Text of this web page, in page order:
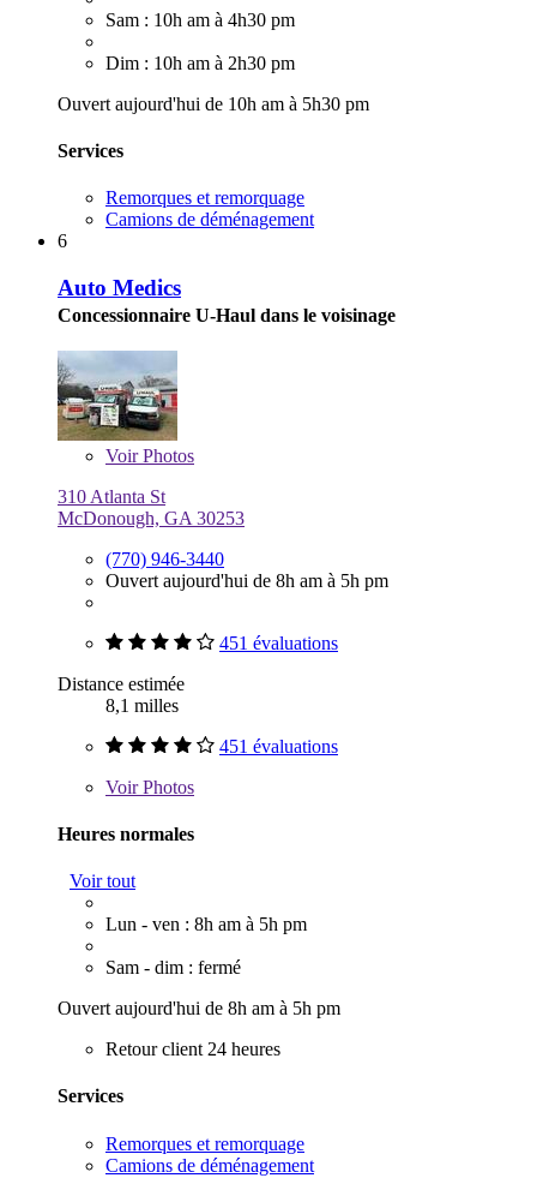
Sam : 10h am à 4h30 pm
Dim : 10h am à 2h30 pm
Ouvert aujourd'hui de 10h am à 5h30 pm
Services
Remorques et remorquage
Camions de déménagement
6
Auto Medics
Concessionnaire U-Haul dans le voisinage
VoirPhotos
310 Atlanta St
McDonough, GA 30253
(770) 946-3440
Ouvert aujourd'hui de 8h am à 5h pm
451 évaluations
Distance estimée
8,1 milles
451 évaluations
VoirPhotos
Heures normales
Voir tout
Lun - ven : 8h am à 5h pm
Sam - dim : fermé
Ouvert aujourd'hui de 8h am à 5h pm
Retour client 24 heures
Services
Remorques et remorquage
Camions de déménagement